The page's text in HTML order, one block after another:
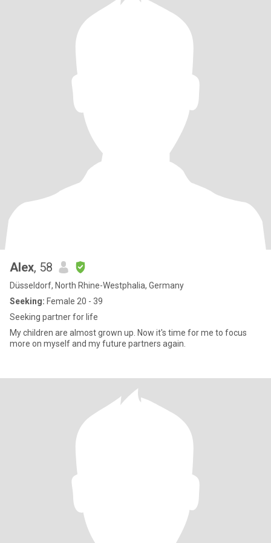
Alex, 58
Düsseldorf, North Rhine-Westphalia, Germany
Seeking: Female 20 - 39
Seeking partner for life
My children are almost grown up. Now it's time for me to focus
more on myself and my future partners again.